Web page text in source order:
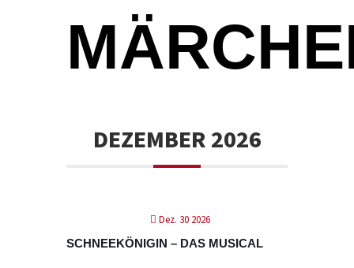
DEZEMBER 2026
Dez. 30 2026
SCHNEEKÖNIGIN – DAS MUSICAL